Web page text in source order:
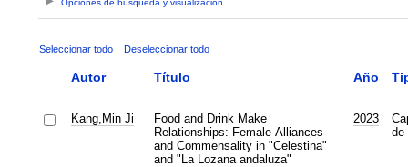
Opciones de búsqueda y visualización
Seleccionar todo Deseleccionar todo
Autor Título Año
Kang,Min Ji
Food and Drink Make
Relationships: Female Alliances
and Commensality in "Celestina"
and "La Lozana andaluza"
2023
de